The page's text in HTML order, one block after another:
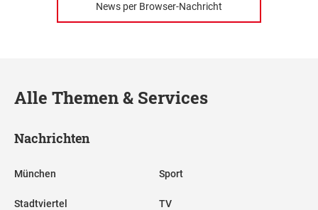
News per Browser-Nachricht
Alle Themen & Services
Nachrichten
München
Stadtviertel
Sport
TV